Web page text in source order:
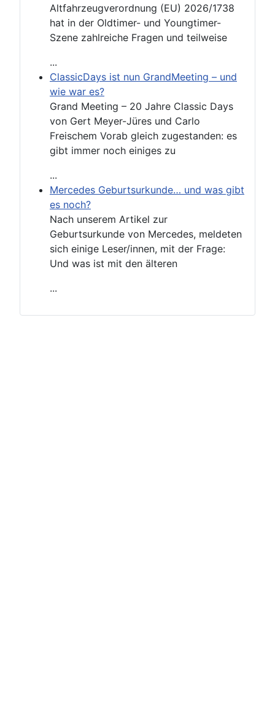
Altfahrzeugverordnung (EU) 2026/1738
hat in der Oldtimer- und Youngtimer-
Szene zahlreiche Fragen und teilweise
...
ClassicDays ist nun GrandMeeting – und
wie war es?
Grand Meeting – 20 Jahre Classic Days
von Gert Meyer-Jüres und Carlo
Freischem Vorab gleich zugestanden: es
gibt immer noch einiges zu
...
Mercedes Geburtsurkunde… und was gibt
es noch?
Nach unserem Artikel zur
Geburtsurkunde von Mercedes, meldeten
sich einige Leser/innen, mit der Frage:
Und was ist mit den älteren
...